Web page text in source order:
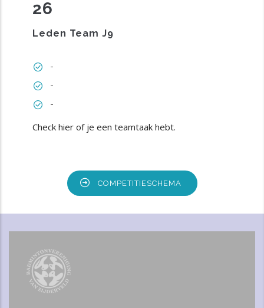
26
Leden Team J9
-
-
-
Check hier of je een teamtaak hebt.
COMPETITIESCHEMA